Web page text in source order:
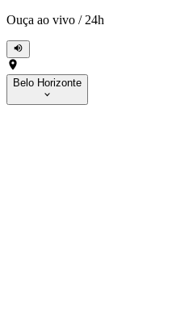
Ouça ao vivo / 24h
Belo Horizonte